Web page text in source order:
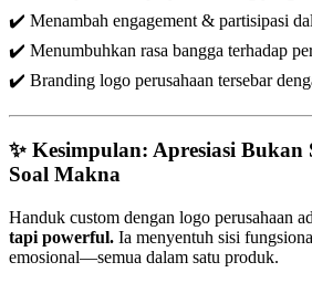
✔️ Menambah engagement & partisipasi
✔️ Menumbuhkan rasa bangga terhadap
✔️ Branding logo perusahaan tersebar
✨ Kesimpulan: Apresiasi Bukan
Soal Makna
Handuk custom dengan logo perusahaan
tapi powerful. Ia menyentuh sisi
emosional—semua dalam satu produk.